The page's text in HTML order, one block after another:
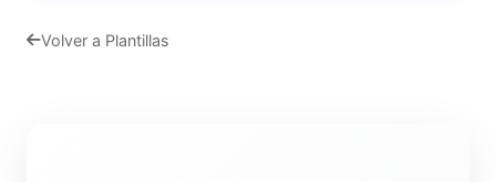
Volver a Plantillas